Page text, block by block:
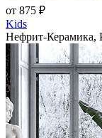
от 875 ₽
Kids
Нефрит-Керамика,